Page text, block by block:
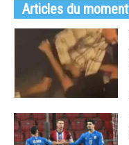
Articles du moment